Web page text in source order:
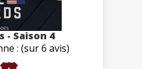
- Saison 4
: (sur 6 avis)